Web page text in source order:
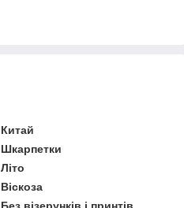
Китай
Шкарпетки
Літо
Віскоза
Без візерунків і принтів